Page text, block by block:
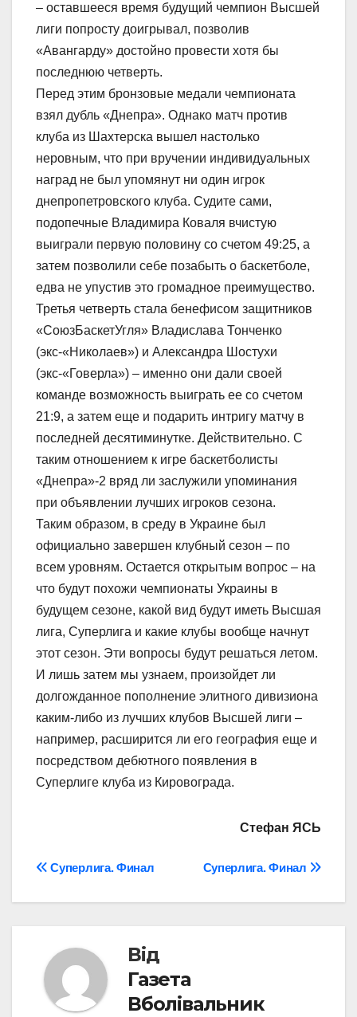
– оставшееся время будущий чемпион Высшей
лиги попросту доигрывал, позволив
«Авангарду» достойно провести хотя бы
последнюю четверть.
Перед этим бронзовые медали чемпионата
взял дубль «Днепра». Однако матч против
клуба из Шахтерска вышел настолько
неровным, что при вручении индивидуальных
наград не был упомянут ни один игрок
днепропетровского клуба. Судите сами,
подопечные Владимира Коваля вчистую
выиграли первую половину со счетом 49:25, а
затем позволили себе позабыть о баскетболе,
едва не упустив это громадное преимущество.
Третья четверть стала бенефисом защитников
«СоюзБаскетУгля» Владислава Тонченко
(экс-«Николаев») и Александра Шостухи
(экс-«Говерла») – именно они дали своей
команде возможность выиграть ее со счетом
21:9, а затем еще и подарить интригу матчу в
последней десятиминутке. Действительно. С
таким отношением к игре баскетболисты
«Днепра»-2 вряд ли заслужили упоминания
при объявлении лучших игроков сезона.
Таким образом, в среду в Украине был
официально завершен клубный сезон – по
всем уровням. Остается открытым вопрос – на
что будут похожи чемпионаты Украины в
будущем сезоне, какой вид будут иметь Высшая
лига, Суперлига и какие клубы вообще начнут
этот сезон. Эти вопросы будут решаться летом.
И лишь затем мы узнаем, произойдет ли
долгожданное пополнение элитного дивизиона
каким-либо из лучших клубов Высшей лиги –
например, расширится ли его география еще и
посредством дебютного появления в
Суперлиге клуба из Кировограда.
Стефан ЯСЬ
Навігація
записів
Суперлига. Финал
Суперлига. Финал
Від
Газета
Вболівальник